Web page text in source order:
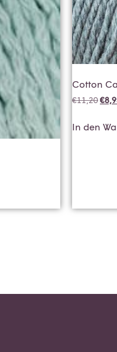
Cotton
€11,20€
In den